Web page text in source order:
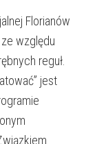
Florianów
względu
reguł.
jest